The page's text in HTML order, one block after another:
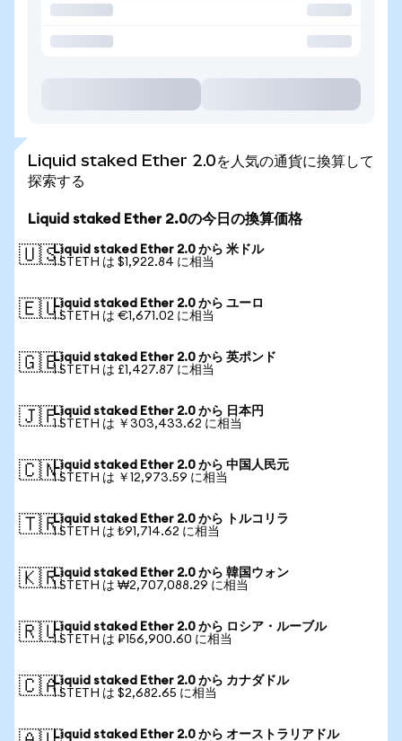
Liquid staked Ether 2.0を人気の通貨に換算して
探索する
Liquid staked Ether 2.0の今日の換算価格
🇺🇸Liquid staked Ether 2.0 から 米ドル
1 STETH は $1,922.84 に相当
🇪🇺Liquid staked Ether 2.0 から ユーロ
1 STETH は €1,671.02 に相当
🇬🇧Liquid staked Ether 2.0 から 英ポンド
1 STETH は £1,427.87 に相当
🇯🇵Liquid staked Ether 2.0 から 日本円
1 STETH は ￥303,433.62 に相当
🇨🇳Liquid staked Ether 2.0 から 中国人民元
1 STETH は ￥12,973.59 に相当
🇹🇷Liquid staked Ether 2.0 から トルコリラ
1 STETH は ₺91,714.62 に相当
🇰🇷Liquid staked Ether 2.0 から 韓国ウォン
1 STETH は ₩2,707,088.29 に相当
🇷🇺Liquid staked Ether 2.0 から ロシア・ルーブル
1 STETH は ₽156,900.60 に相当
🇨🇦Liquid staked Ether 2.0 から カナダドル
1 STETH は $2,682.65 に相当
Liquid staked Ether 2.0 から オーストラリアドル